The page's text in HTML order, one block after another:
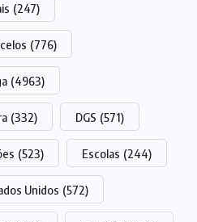
(247)
(776)
(4963)
(332) DGS (571)
(523) Escolas (244)
Unidos (572)